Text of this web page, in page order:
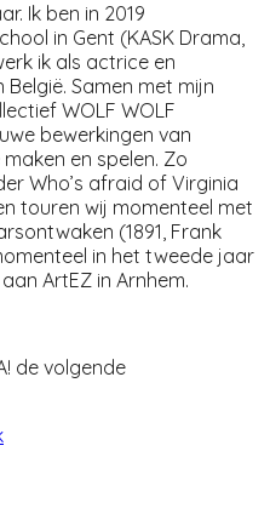
Ik ben in 2019
in Gent (KASK Drama,
ik als actrice en
Samen met mijn
WOLF WOLF
bewerkingen van
en spelen. Zo
Who’s afraid of Virginia
touren wij momenteel met
(1891, Frank
in het tweede jaar
ArtEZ in Arnhem.
de volgende